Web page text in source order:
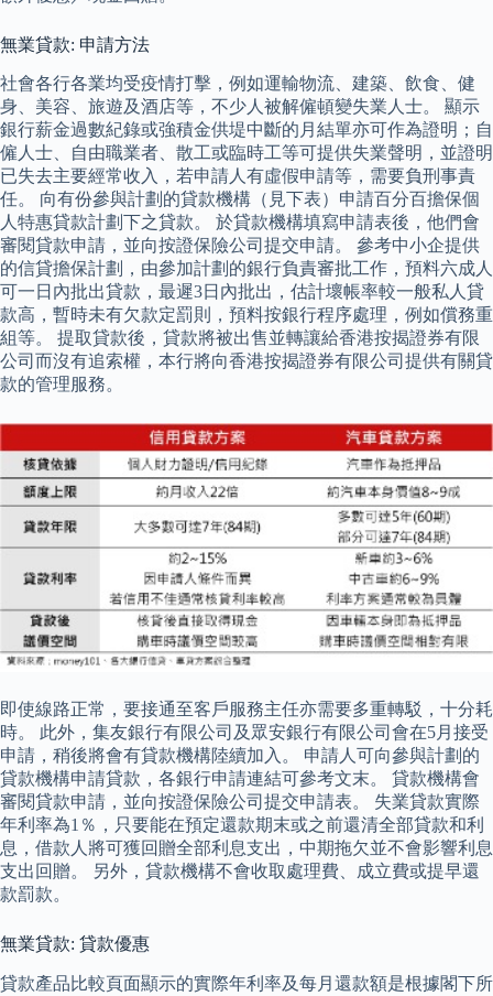
無業貸款: 申請方法
社會各行各業均受疫情打擊，例如運輸物流、建築、飲食、健
身、美容、旅遊及酒店等，不少人被解僱頓變失業人士。 顯示
銀行薪金過數紀錄或強積金供堤中斷的月結單亦可作為證明；自
僱人士、自由職業者、散工或臨時工等可提供失業聲明，並證明
已失去主要經常收入，若申請人有虛假申請等，需要負刑事責
任。 向有份參與計劃的貸款機構（見下表）申請百分百擔保個
人特惠貸款計劃下之貸款。 於貸款機構填寫申請表後，他們會
審閱貸款申請，並向按證保險公司提交申請。 參考中小企提供
的信貸擔保計劃，由參加計劃的銀行負責審批工作，預料六成人
可一日內批出貸款，最遲3日內批出，估計壞帳率較一般私人貸
款高，暫時未有欠款定罰則，預料按銀行程序處理，例如償務重
組等。 提取貸款後，貸款將被出售並轉讓給香港按揭證券有限
公司而沒有追索權，本行將向香港按揭證券有限公司提供有關貸
款的管理服務。
即使線路正常，要接通至客戶服務主任亦需要多重轉駁，十分耗
時。 此外，集友銀行有限公司及眾安銀行有限公司會在5月接受
申請，稍後將會有貸款機構陸續加入。 申請人可向參與計劃的
貸款機構申請貸款，各銀行申請連結可參考文末。 貸款機構會
審閱貸款申請，並向按證保險公司提交申請表。 失業貸款實際
年利率為1％，只要能在預定還款期末或之前還清全部貸款和利
息，借款人將可獲回贈全部利息支出，中期拖欠並不會影響利息
支出回贈。 另外，貸款機構不會收取處理費、成立費或提早還
款罰款。
無業貸款: 貸款優惠
貸款產品比較頁面顯示的實際年利率及每月還款額是根據閣下所